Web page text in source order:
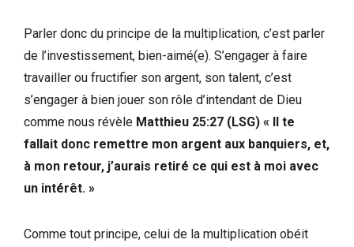
Parler donc du principe de la multiplication, c’est parler
de l’investissement, bien-aimé(e). S’engager à faire
travailler ou fructifier son argent, son talent, c’est
s’engager à bien jouer son rôle d’intendant de Dieu
comme nous révèle Matthieu 25:27 (LSG) « Il te
fallait donc remettre mon argent aux banquiers, et,
à mon retour, j’aurais retiré ce qui est à moi avec
un intérêt. »
Comme tout principe, celui de la multiplication obéit